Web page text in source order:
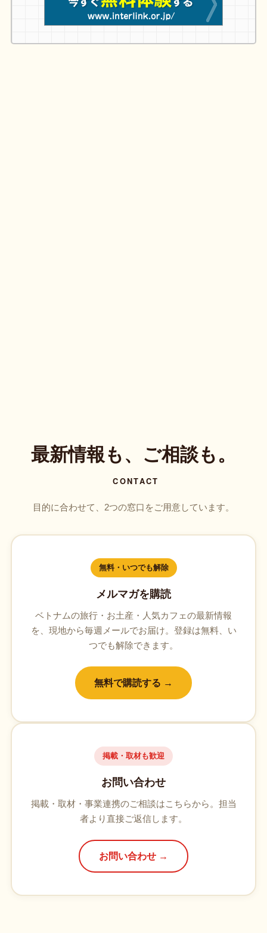
最新情報も、ご相談も。
CONTACT
目的に合わせて、2つの窓口をご用意しています。
無料・いつでも解除
メルマガを購読
ベトナムの旅行・お土産・人気カフェの最新情報
を、現地から毎週メールでお届け。登録は無料、い
つでも解除できます。
無料で購読する →
掲載・取材も歓迎
お問い合わせ
掲載・取材・事業連携のご相談はこちらから。担当
者より直接ご返信します。
お問い合わせ →